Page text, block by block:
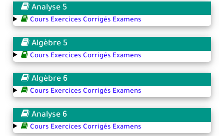
Analyse 5
Cours Exercices Corrigés Examens
Algèbre 5
Cours Exercices Corrigés Examens
Algèbre 6
Cours Exercices Corrigés Examens
Analyse 6
Cours Exercices Corrigés Examens